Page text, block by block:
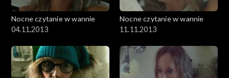
Nocne czytanie w wannie
04.11.2013
Nocne czytanie w wannie
11.11.2013